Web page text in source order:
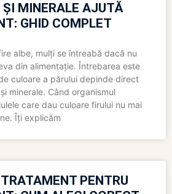
MINERALE AJUTĂ
GHID COMPLET
albe, mulți se întreabă dacă nu
din alimentație. Întrebarea este
culoare a părului depinde direct
minerale. Când organismul
care dau culoare firului nu mai
Îți explicăm
PENTRU